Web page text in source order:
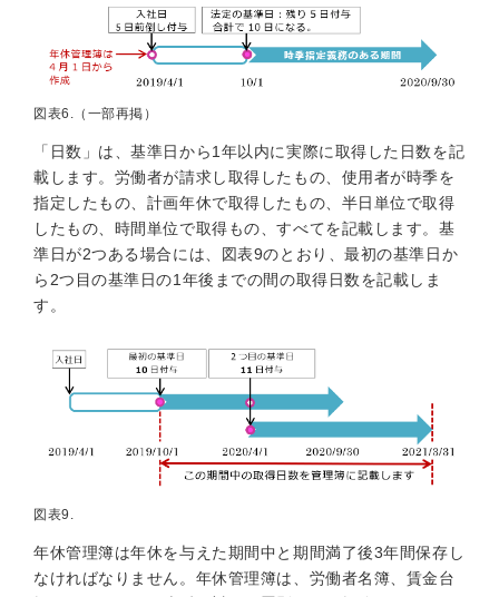
図表6.（一部再掲）
「日数」は、基準日から1年以内に実際に取得した日数を記
載します。労働者が請求し取得したもの、使用者が時季を
指定したもの、計画年休で取得したもの、半日単位で取得
したもの、時間単位で取得もの、すべてを記載します。基
準日が2つある場合には、図表9のとおり、最初の基準日か
ら2つ目の基準日の1年後までの間の取得日数を記載しま
す。
図表9.
年休管理簿は年休を与えた期間中と期間満了後3年間保存し
なければなりません。年休管理簿は、労働者名簿、賃金台